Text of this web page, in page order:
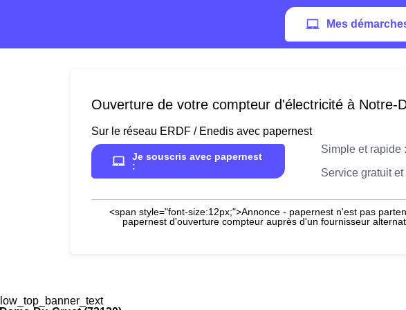
Mes
Ouverture de votre compteur d'électricité à Notre-
Sur le réseau ERDF / Enedis avec papernest
Je souscris avec papernest
:
Simple et rapide
Service gratuit
<span style="font-size:12px;">Annonce - papernest n'est pas
papernest d'ouverture compteur auprès d'un fournisseur